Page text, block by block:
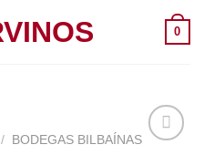
0
/ BODEGAS BILBAÍNAS